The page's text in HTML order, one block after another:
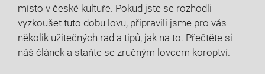
místo ⁢v české kultuře. Pokud‌ jste se rozhodli
vyzkoušet tuto dobu lovu, připravili jsme⁣ pro ‌vás
několik užitečných rad a tipů, jak na to. Přečtěte⁢ si⁢
náš článek a staňte se zručným lovcem koroptví.